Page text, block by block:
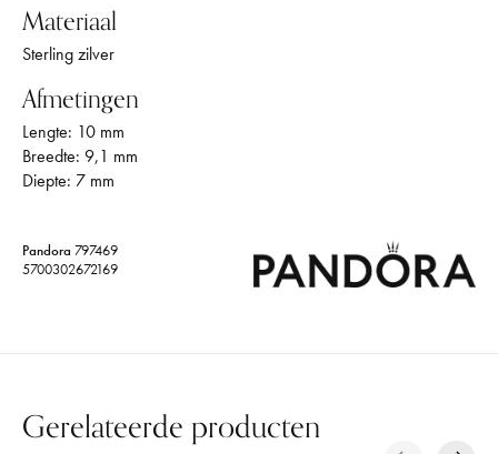
Materiaal
Sterling zilver
Afmetingen
Lengte: 10 mm
Breedte: 9,1 mm
Diepte: 7 mm
Pandora 797469
5700302672169
Gerelateerde producten